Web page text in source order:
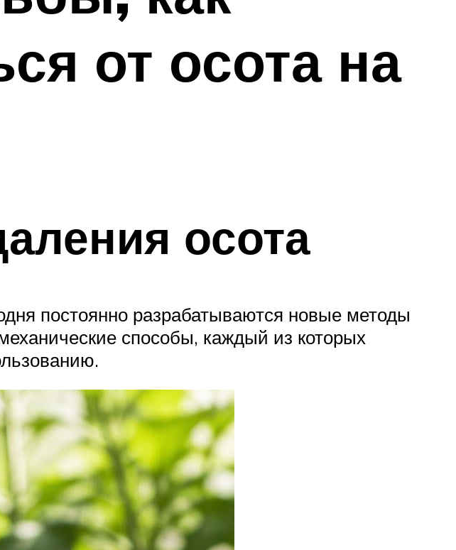
от осота на
осота
постоянно разрабатываются новые методы
способы, каждый из которых